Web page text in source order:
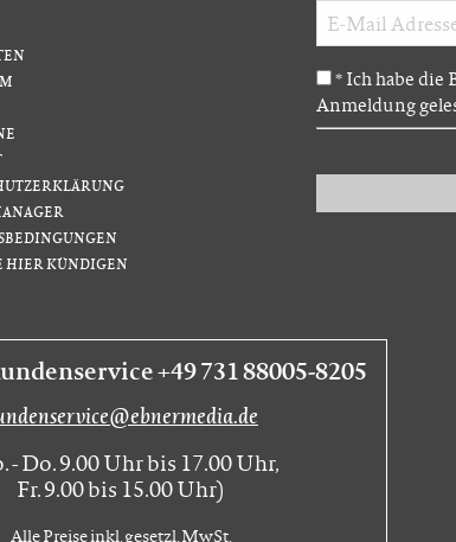
HIER KÜNDIGEN
* Ich habe
Anmeldung
+49 731 88005-8205
- Do. 9.00 Uhr bis 17.00 Uhr,
Fr. 9.00 bis 15.00 Uhr)
Alle Preise inkl. gesetzl. MwSt.